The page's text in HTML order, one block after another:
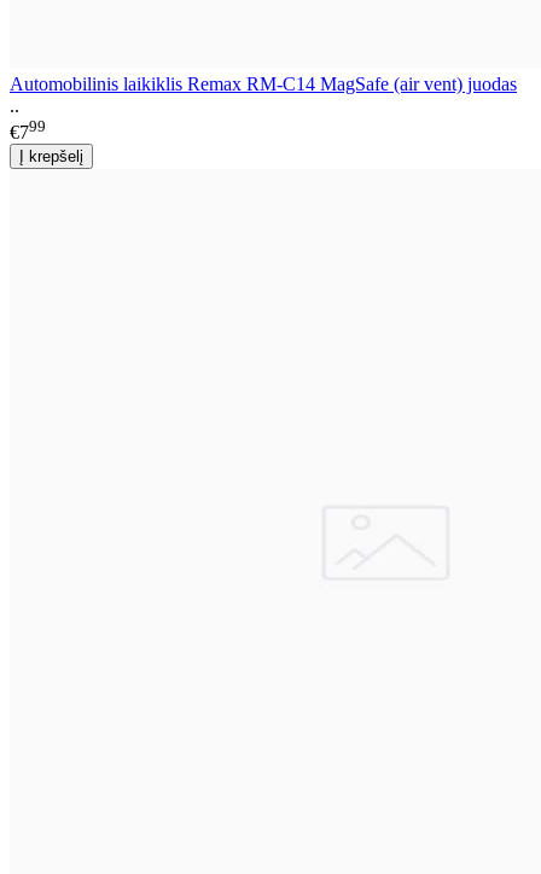
Automobilinis laikiklis Remax RM-C14 MagSafe (air vent) juodas
..
€799